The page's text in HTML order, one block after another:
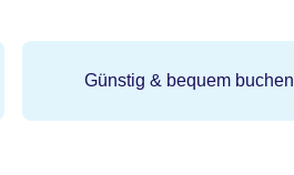
Günstig & bequem buchen